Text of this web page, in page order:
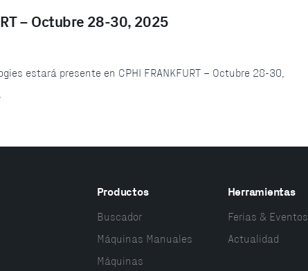
– Octubre 28-30, 2025
estará presente en CPHI FRANKFURT – Octubre 28-30,
Productos
Buscador
Máquinas Manuales
Máquinas
Herramientas
Ferias & Eventos
Actualidad